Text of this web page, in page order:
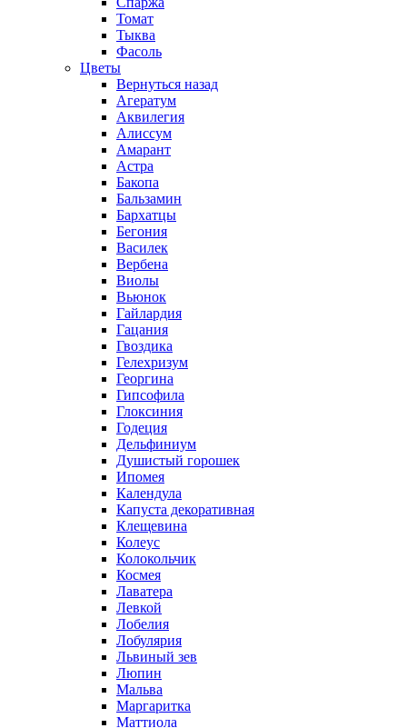
Томат
Тыква
Фасоль
Цветы
Вернуться назад
Агератум
Аквилегия
Алиссум
Амарант
Астра
Бакопа
Бальзамин
Бархатцы
Бегония
Василек
Вербена
Виолы
Вьюнок
Гайлардия
Гацания
Гвоздика
Гелехризум
Георгина
Гипсофила
Глоксиния
Годеция
Дельфиниум
Душистый горошек
Ипомея
Календула
Капуста декоративная
Клещевина
Колеус
Колокольчик
Космея
Лаватера
Левкой
Лобелия
Лобулярия
Львиный зев
Люпин
Мальва
Маргаритка
Маттиола